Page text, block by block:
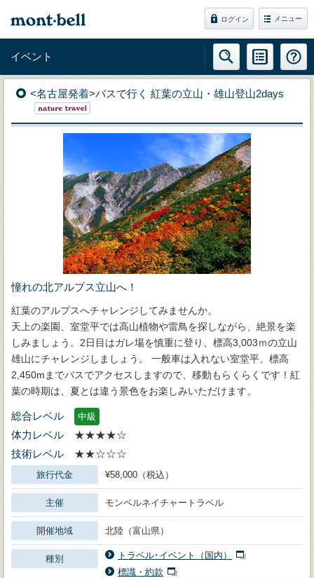
ログイン メニュー
イベント
<名古屋発着>バスで行く 紅葉の立山・雄山登山2days
憧れの北アルプス立山へ！
紅葉のアルプスへチャレンジしてみませんか。
天上の楽園、室堂平では高山植物や雷鳥を探しながら、絶景を楽
しみましょう。2日目はガレ場を慎重に登り、標高3,003ｍの立山
雄山にチャレンジしましょう。 一般車は入れない室堂平、標高
2,450mまでバスでアクセスしますので、移動もらくらくです！紅
葉の時期は、夏とは違う景色をお楽しみいただけます。
総合レベル 中級
体力レベル
★★★★☆
技術レベル
★★☆☆☆
旅行代金 ¥58,000（税込）
主催 モンベルネイチャートラベル
開催地域 北陸（富山県）
種別
トラベル･イベント（国内）
標識・約款